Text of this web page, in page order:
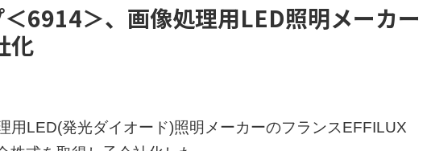
＜6914＞、画像処理用LED照明メーカー
化
用LED(発光ダイオード)照明メーカーのフランスEFFILUX